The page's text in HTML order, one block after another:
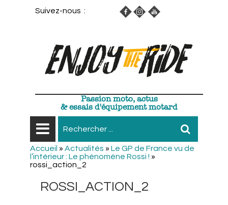
Suivez-nous :
Passion moto, actus
& essais d'équipement motard
Accueil » Actualités » Le GP de France vu de
l’intérieur : Le phénomène Rossi ! »
rossi_action_2
ROSSI_ACTION_2